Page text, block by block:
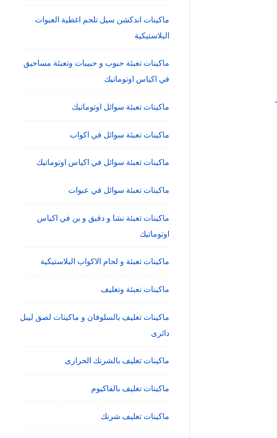
ماكينات اندكشن سيل تلحم اغطية العبوات
البلاستيكية
ماكينات تعبئة حبوب و حبيبات وتعبئة مساحيق
في اكياس اوتوماتيك
ماكينات تعبئة سوائل اوتوماتيك
ماكينات تعبئة سوائل في اكواب
ماكينات تعبئة سوائل في اكياس اوتوماتيك
ماكينات تعبئة سوائل في عبوات
ماكينات تعبئة نشا و دقيق و بن في اكياس
اوتوماتيك
ماكينات تعبئة و لحام الاكواب البلاستيكية
ماكينات تعبئة وتغليف
ماكينات تغليف بالسلوفان و ماكينات لصق ليبل
دائرى
ماكينات تغليف بالشرنك الحرارى
ماكينات تغليف بالفاكيوم
ماكينات تغليف شرنك